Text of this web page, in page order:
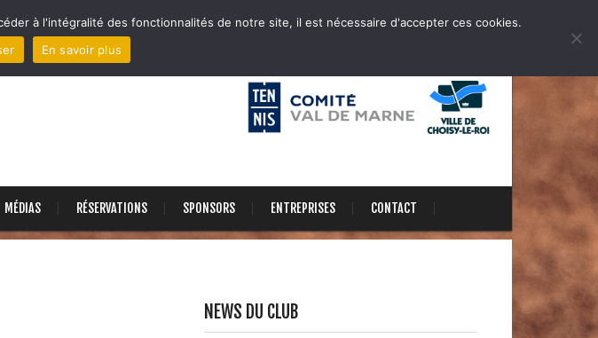
MÉDIAS RÉSERVATIONS SPONSORS ENTREPRISES CONTACT
NEWS DU CLUB
à l'intégralité des fonctionnalités de notre site, il est nécessaire d'accepter ces cookies.
En savoir plus